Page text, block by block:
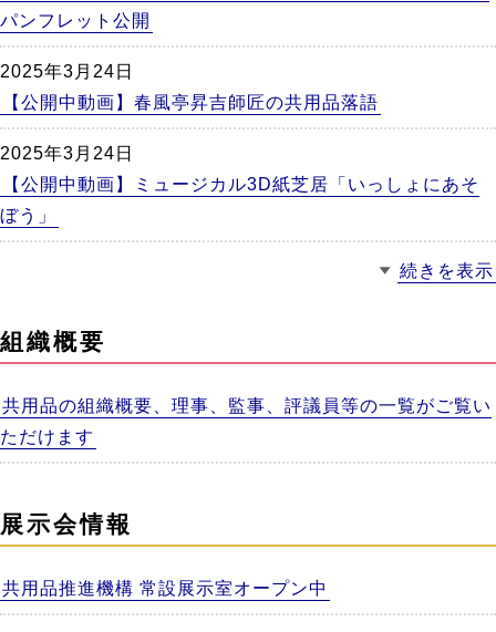
パンフレット公開
2025年3月24日
【公開中動画】春風亭昇吉師匠の共用品落語
2025年3月24日
【公開中動画】ミュージカル3D紙芝居「いっしょにあそ
ぼう」
続きを表示
組織概要
共用品の組織概要、理事、監事、評議員等の一覧がご覧い
ただけます
展示会情報
共用品推進機構 常設展示室オープン中